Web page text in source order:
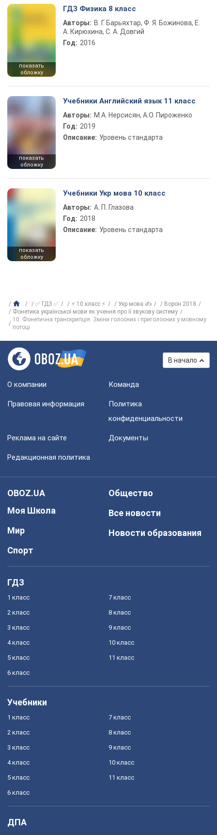
показать
обложку
ГДЗ Физика 8 класс
Авторы: В. Г. Барьяхтар, Ф. Я. Божинова, Е.
А. Кирюхина, С. А. Довгий
Год: 2016
показать
обложку
Учебники Английский язык 11 класс
Авторы: М.А. Нерсисян, А.О. Пироженко
Год: 2019
Описание: Уровень стандарта
показать
обложку
Учебники Укр мова 10 класс
Авторы: А. П. Глазова
Год: 2018
Описание: Уровень стандарта
✅ ГДЗ ✅ ⚡ 10 класс ⚡ Укр мова ✍
Ворон 2018
Фонетика української мови як учення про її звукову систему
10. Фонетична транскрипція. Зміни голосних і приголосних у мовному
потоці
В начало
О компании Команда
Правовая информация
Политика
конфиденциальности
Реклама на сайте Документы
Редакционная политика
OBOZ.UA
Моя Школа
Мир
Спорт
Общество
Все новости
Новости образования
ГДЗ
1 класс
2 класс
3 класс
4 класс
5 класс
6 класс
7 класс
8 класс
9 класс
10 класс
11 класс
Учебники
1 класс
2 класс
3 класс
4 класс
5 класс
6 класс
7 класс
8 класс
9 класс
10 класс
11 класс
ДПА